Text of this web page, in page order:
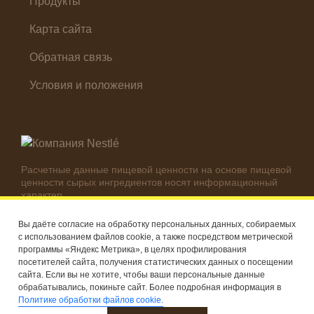
Карта сайта
Обратная связь
Условия и положения
Расчетные данные пищевой ценности на основе пищевой
ценности сырых ингредиентов носят информационный
характер.
используемых ингредиентов.
© Компания Nestlé, 2026 г. Все права защищены
®Владелец товарных знаков: Société des Produits Nestlé S.A.
(Швейцария)
Вы даёте согласие на обработку персональных данных, собираемых
с использованием файлов cookie, а также посредством метрической
программы «Яндекс Метрика», в целях профилирования
посетителей сайта, получения статистических данных о посещении
сайта. Если вы не хотите, чтобы ваши персональные данные
обрабатывались, покиньте сайт. Более подробная информация в
Политике обработки файлов cookie.